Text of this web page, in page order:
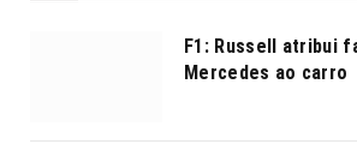
F1: Russell atribui
Mercedes ao carro